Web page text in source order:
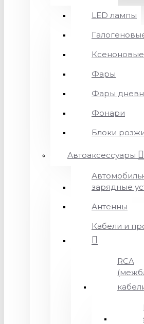
LED лампы
Фары
Фары
Фонари
Блоки
Автоаксессуары
зарядные
Антенны
Кабели и
RCA